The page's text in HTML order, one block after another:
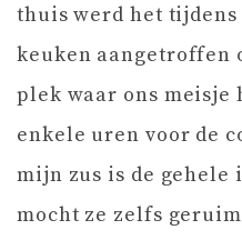
thuis werd het tijdens
keuken aangetroffen
plek waar ons
enkele uren voor de
mijn zus is de
mocht ze zelfs